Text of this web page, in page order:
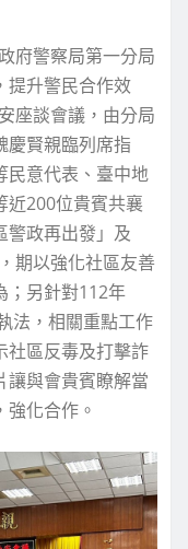
府警察局第一分局
提升警民合作效
座談會議，由分局
慶賢親臨列席指
民意代表、臺中地
近200位貴賓共襄
警政再出發」及
期以強化社區友善
；另針對112年
法，相關重點工作
社區反毒及打擊詐
讓與會貴賓瞭解當
化合作。